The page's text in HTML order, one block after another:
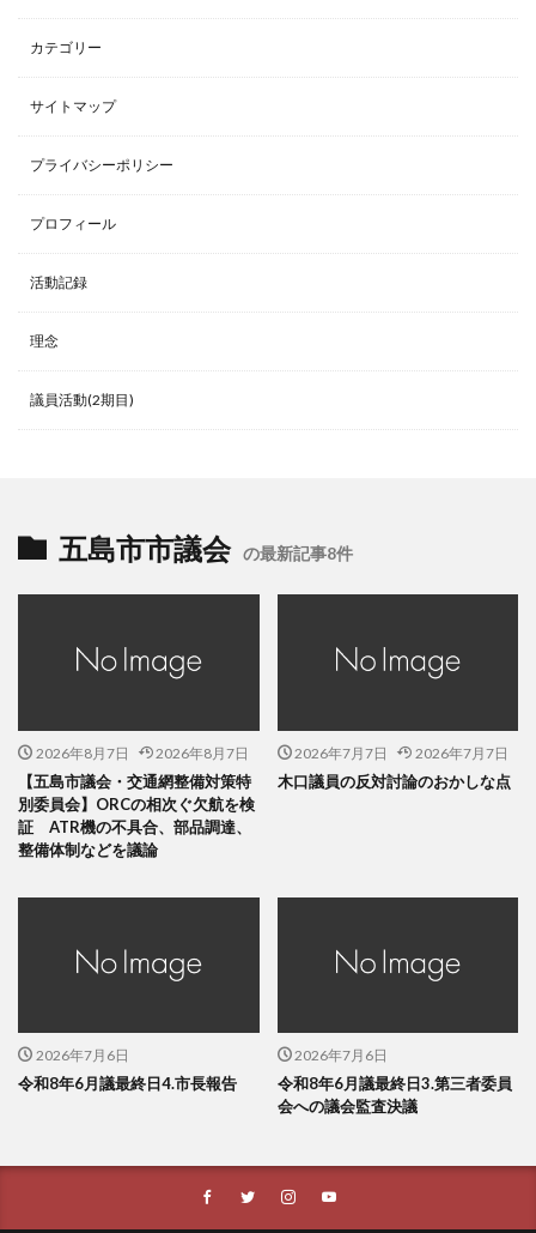
カテゴリー
サイトマップ
プライバシーポリシー
プロフィール
活動記録
理念
議員活動(2期目)
五島市市議会 の最新記事8件
2026年8月7日 2026年8月7日
【五島市議会・交通網整備対策特
別委員会】ORCの相次ぐ欠航を検
証 ATR機の不具合、部品調達、
整備体制などを議論
2026年7月7日 2026年7月7日
木口議員の反対討論のおかしな点
2026年7月6日
令和8年6月議最終日4.市長報告
2026年7月6日
令和8年6月議最終日3.第三者委員
会への議会監査決議